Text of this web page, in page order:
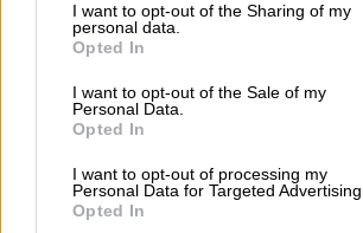
not limited to your visit or usage behaviour.
grant or deny consent to Google and its
use your data for below specified purposes
consent section.
I want to opt-out of the Sharing of my
personal data.
Opted In
I want to opt-out of the Sale of my
Personal Data.
Opted In
I want to opt-out of processing my
Personal Data for Targeted Advertising.
Opted In
καταγράφονται παρεμβάσεις
αιτήσεων χωρίς τις νόμιμες
για την αποτροπή ή
για την αλλοίωση στοιχείων
αποφυγή επιστροφής
καταβληθέντωνενισχύσεων»,
στην πρόταση και